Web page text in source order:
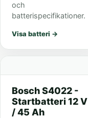
och
batterispecifikationer.
Visa batteri →
Bosch S4022 -
Startbatteri 12 V
/ 45 Ah